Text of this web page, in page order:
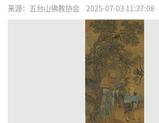
来源： 五台山佛教协会 2025-07-03 11:37:08